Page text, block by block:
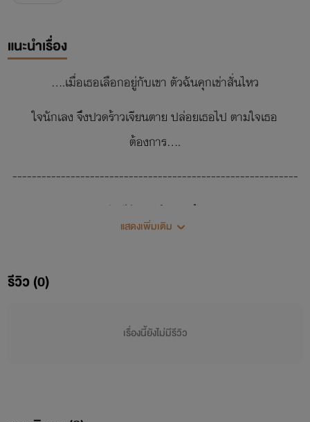
แนะนำเรื่อง
....เมื่อเธอเลือกอยู่กับเขา ตัวฉันคุกเข่าสั่นไหว
ใจนักเลง จึงปวดร้าวเจียนตาย ปล่อยเธอไป ตามใจเธอ
ต้องการ….
-----------------------------------------------------------
สวัสดีรีดเดอร์ทุกคนค้าา
เป็นนักเขียนหน้าใหม่ ฝากเนื้อฝากตัวด้วยนะค้าา
ค่าา
แสดงเพิ่มเติม
รีวิว (0)
เรื่องนี้ยังไม่มีรีวิว